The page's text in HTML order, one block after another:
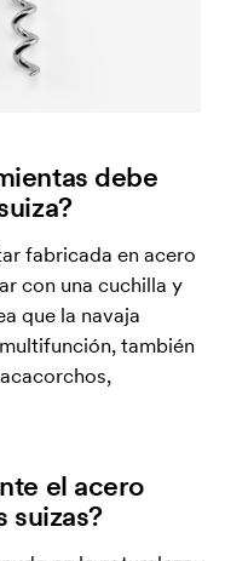
debe
fabricada en acero
con una cuchilla y
que la navaja
también
el acero
suizas?